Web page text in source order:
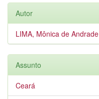
Autor
LIMA, Mônica de Andrade
Assunto
Ceará